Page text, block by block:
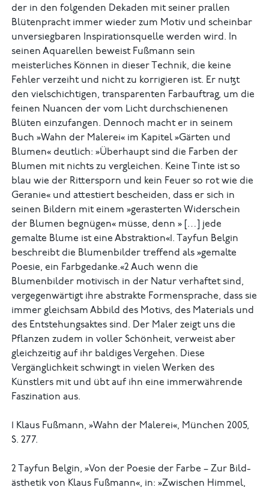
der in den folgenden Dekaden mit seiner prallen
Blütenpracht immer wieder zum Motiv und scheinbar
unversiegbaren Inspirationsquelle werden wird. In
seinen Aquarellen beweist Fußmann sein
meisterliches Können in dieser Technik, die keine
Fehler verzeiht und nicht zu korrigieren ist. Er nutzt
den vielschichtigen, transparenten Farbauftrag, um die
feinen Nuancen der vom Licht durchschienenen
Blüten einzufangen. Dennoch macht er in seinem
Buch »Wahn der Malerei« im Kapitel »Gärten und
Blumen« deutlich: »Überhaupt sind die Farben der
Blumen mit nichts zu vergleichen. Keine Tinte ist so
blau wie der Rittersporn und kein Feuer so rot wie die
Geranie« und at­testiert bescheiden, dass er sich in
seinen Bildern mit einem »gerasterten Widerschein
der Blumen begnügen« müsse, denn » […] jede
gemalte Blume ist eine Abstraktion«1. Tayfun Belgin
beschreibt die Blumenbilder treffend als »gemalte
Poesie, ein Farbgedanke.«2 Auch wenn die
Blumenbilder motivisch in der Natur verhaftet sind,
vergegenwärtigt ihre abstrakte Formensprache, dass sie
immer gleichsam Ab­­bild des Motivs, des Materials und
des Entstehungsaktes sind. Der Maler zeigt uns die
Pflanzen zudem in voller Schönheit, verweist aber
gleichzeitig auf ihr baldiges Vergehen. Diese
Vergänglichkeit schwingt in vielen Werken des
Künstlers mit und übt auf ihn eine immerwährende
Faszination aus.
1 Klaus Fußmann, »Wahn der Malerei«, München 2005,
S. 277.
2 Tayfun Belgin, »Von der Poesie der Farbe – Zur Bild­
ästhetik von Klaus Fußmann«, in: »Zwischen Himmel,